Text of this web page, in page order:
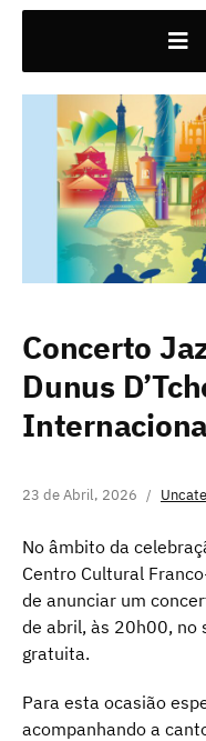
Concerto
Dunus
23 de Abril, 2026
No âmbito da
Centro Cultural
de anunciar um
de abril, às 20h00, no
gratuita.
Para esta ocasião
acompanhando a